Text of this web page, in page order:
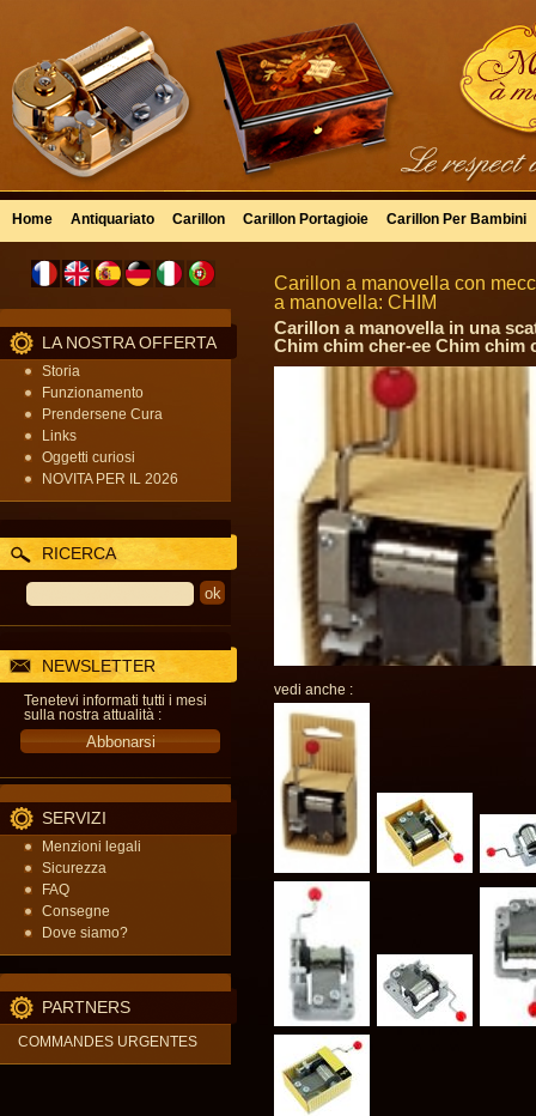
Home Antiquariato Carillon Carillon Portagioie Carillon Per Bambini
LA NOSTRA OFFERTA
Storia
Funzionamento
Prendersene Cura
Links
Oggetti curiosi
NOVITA PER IL 2026
RICERCA
NEWSLETTER
Tenetevi informati tutti i mesi
sulla nostra attualità :
SERVIZI
Menzioni legali
Sicurezza
FAQ
Consegne
Dove siamo?
PARTNERS
COMMANDES URGENTES
Carillon a manovella con
a manovella: CHIM
Carillon a manovella in una
Chim chim cher-ee Chim chim
vedi anche :